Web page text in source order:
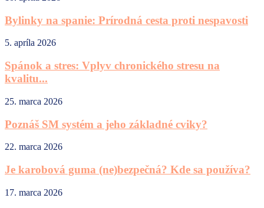
Bylinky na spanie: Prírodná cesta proti nespavosti
5. apríla 2026
Spánok a stres: Vplyv chronického stresu na
kvalitu...
25. marca 2026
Poznáš SM systém a jeho základné cviky?
22. marca 2026
Je karobová guma (ne)bezpečná? Kde sa používa?
17. marca 2026